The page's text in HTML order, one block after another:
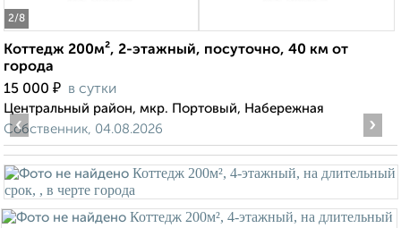
2/8
Коттедж 200м², 2-этажный, посуточно, 40 км от
города
15 000 ₽ в сутки
Центральный район, мкр. Портовый, Набережная
Собственник, 04.08.2026
‹ ›